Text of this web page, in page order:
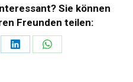
Sie können
Freunden teilen:
Teilen
Teilen